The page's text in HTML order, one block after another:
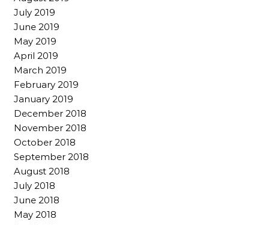
July 2019
June 2019
May 2019
April 2019
March 2019
February 2019
January 2019
December 2018
November 2018
October 2018
September 2018
August 2018
July 2018
June 2018
May 2018